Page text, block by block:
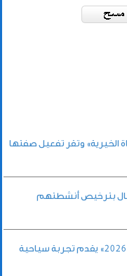
الخيرية» وتقر تفعيل صفتها
بترخيص أنشطتهم
الطبيعة تروي حكاية التراث.. و«خريف ظفار 2026» يقدم تجربة سياحية